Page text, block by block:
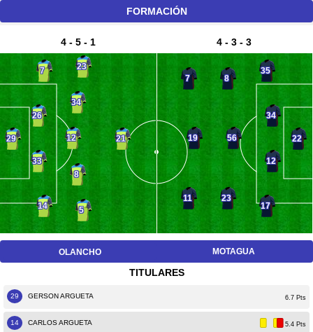
FORMACIÓN
4 - 5 - 1
29
7
26
33
14
23
34
12
8
5
21
4 - 3 - 3
22
35
34
12
17
8
56
23
7
19
11
OLANCHO MOTAGUA
TITULARES
29 GERSON ARGUETA 6.7 Pts
14 CARLOS ARGUETA 5.4 Pts